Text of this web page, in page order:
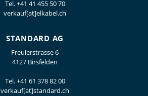
Tel.+41 41 455 50 70
verkauf[at]elkabel.ch
STANDARD AG
Freulerstrasse 6
4127 Birsfelden
Tel.+41 61 378 82 00
verkauf[at]standard.ch